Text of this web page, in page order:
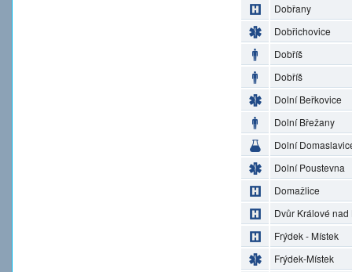
Dobřany
Dobřichovice
Dobříš
Dobříš
Dolní Beřkovice
Dolní Břežany
Dolní
Dolní Poustevna
Domažlice
Dvůr Králové nad
Frýdek - Místek
Frýdek-Místek